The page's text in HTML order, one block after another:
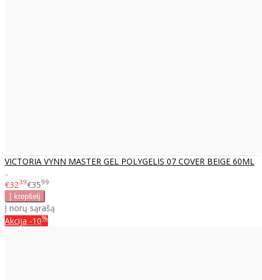
VICTORIA VYNN MASTER GEL POLYGELIS 07 COVER BEIGE 60ML
..
€3239€3599
Į norų sąrašą
Akcija -10%